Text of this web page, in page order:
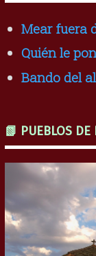
Mear fuera
Quién le
Bando del
📗 PUEBLOS DE